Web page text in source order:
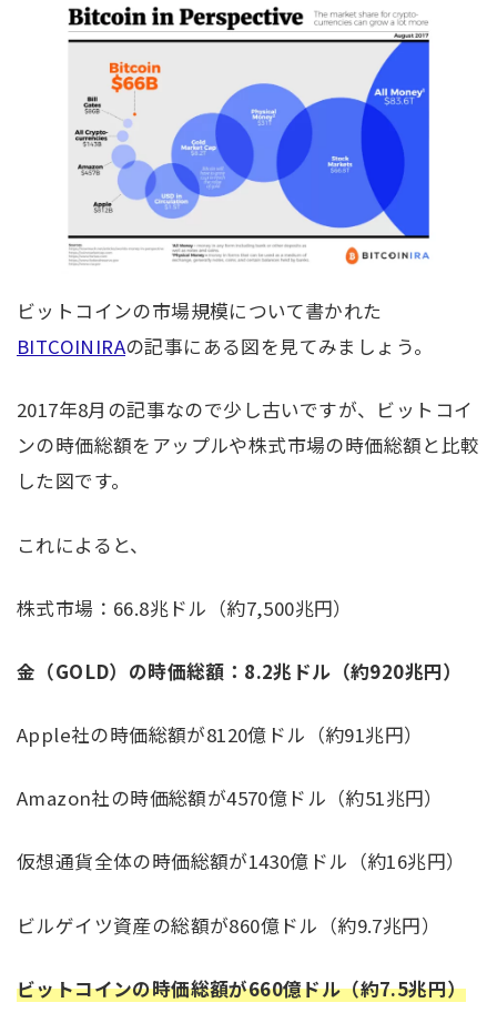
ビットコインの市場規模について書かれた
BITCOINIRAの記事にある図を見てみましょう。
2017年8月の記事なので少し古いですが、ビットコイ
ンの時価総額をアップルや株式市場の時価総額と比較
した図です。
これによると、
株式市場：66.8兆ドル（約7,500兆円）
金（GOLD）の時価総額：8.2兆ドル（約920兆円）
Apple社の時価総額が8120億ドル（約91兆円）
Amazon社の時価総額が4570億ドル（約51兆円）
仮想通貨全体の時価総額が1430億ドル（約16兆円）
ビルゲイツ資産の総額が860億ドル（約9.7兆円）
ビットコインの時価総額が660億ドル（約7.5兆円）